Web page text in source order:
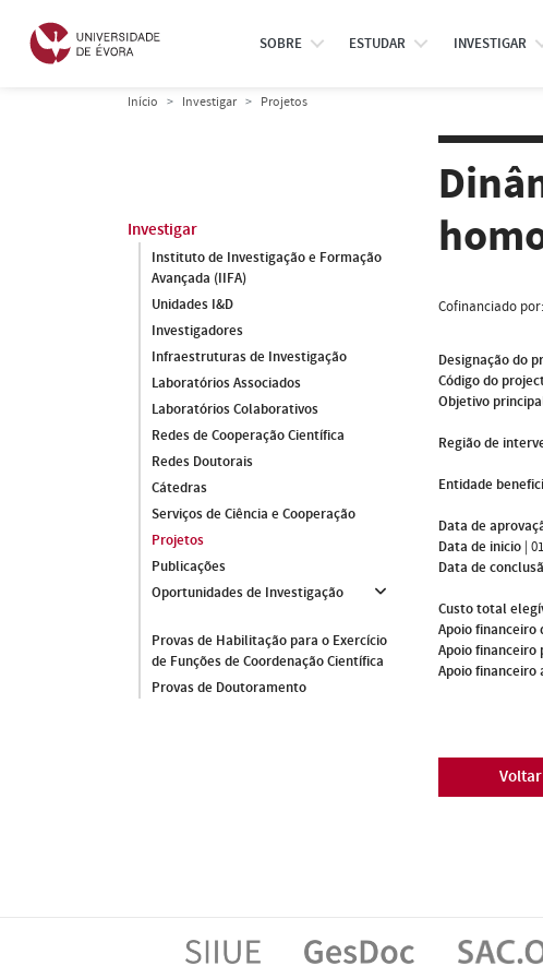
SOBRE ESTUDAR INVESTIGAR
Início Investigar Projetos
Investigar
Instituto de Investigação e Formação
Avançada (IIFA)
Unidades I&D
Investigadores
Infraestruturas de Investigação
Laboratórios Associados
Laboratórios Colaborativos
Redes de Cooperação Científica
Redes Doutorais
Cátedras
Serviços de Ciência e Cooperação
Projetos
Publicações
Oportunidades de Investigação
Provas de Habilitação para o Exercício
de Funções de Coordenação Científica
Provas de Doutoramento
Cofinanciado por:
Designação do
Código do
Objetivo
Região de
Entidade
Data de
Data de inicio |
Data de
Custo total
Apoio financeiro
Apoio
Apoio financeiro
Voltar